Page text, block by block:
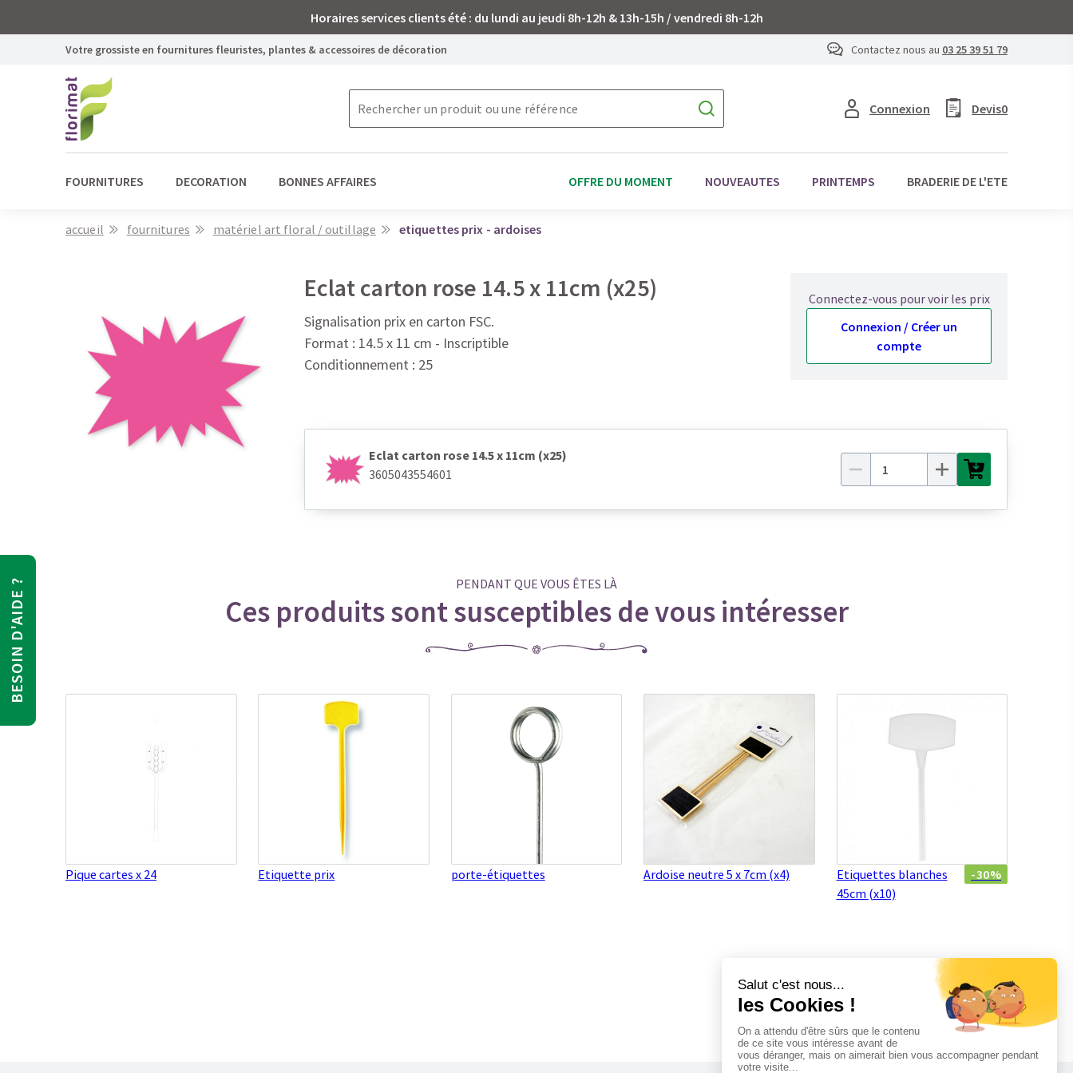
Horaires services clients été : du lundi au jeudi 8h-12h & 13h-15h / vendredi 8h-12h
Votre grossiste en fournitures fleuristes, plantes & accessoires de décoration Contactez nous au 03 25 39 51 79
Connexion Devis0
FOURNITURES DECORATION BONNES AFFAIRES OFFRE DU MOMENT NOUVEAUTES PRINTEMPS BRADERIE DE L'ETE
accueil fournitures matériel art floral / outillage etiquettes prix - ardoises
Eclat carton rose 14.5 x 11cm (x25)
Signalisation prix en carton FSC.
Format : 14.5 x 11 cm - Inscriptible
Conditionnement : 25
Connectez-vous pour voir les prix
Connexion / Créer un
compte
Eclat carton rose 14.5 x 11cm (x25)
3605043554601
PENDANT QUE VOUS ÊTES LÀ
Ces produits sont susceptibles de vous intéresser
Pique cartes x 24 Etiquette prix porte-étiquettes Ardoise neutre 5 x 7cm (x4)
Etiquettes blanches
45cm (x10)
-30%
BESOIN D'AIDE ?